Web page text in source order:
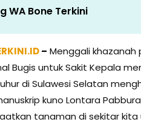
WA Bone Terkini
– Menggali
Bugis untuk Sakit Kepala
di Sulawesi Selatan
kuno Lontara
tanaman di sekitar